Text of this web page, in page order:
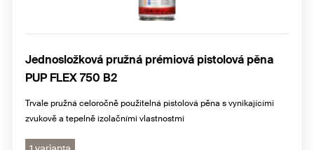
Jednosložková pružná prémiová pistolová pěna
PUP FLEX 750 B2
Trvale pružná celoročně použitelná pistolová pěna s vynikajícími
zvukově a tepelně izolačními vlastnostmi